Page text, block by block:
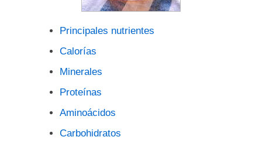
Principales nutrientes
Calorías
Minerales
Proteínas
Aminoácidos
Carbohidratos